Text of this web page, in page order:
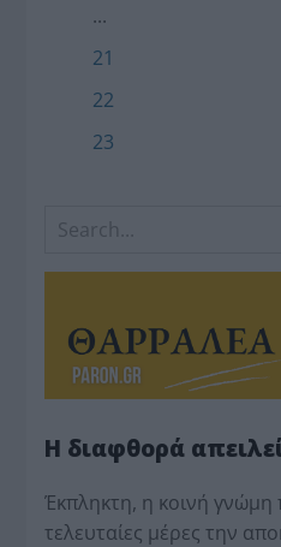
...
21
22
23
Η διαφθορά
Έκπληκτη, η κοινή γνώμη
τελευταίες μέρες την